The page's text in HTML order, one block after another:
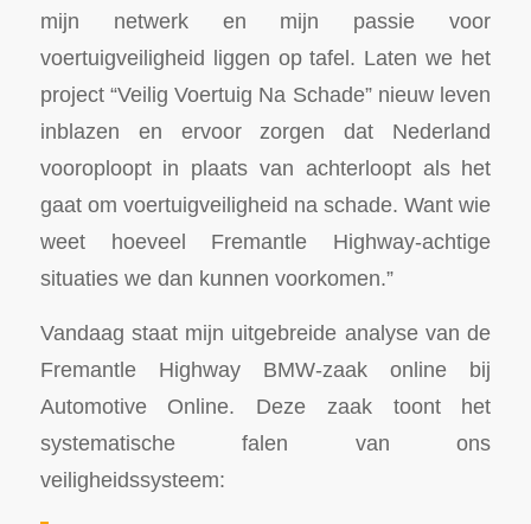
mijn netwerk en mijn passie voor
voertuigveiligheid liggen op tafel. Laten we het
project “Veilig Voertuig Na Schade” nieuw leven
inblazen en ervoor zorgen dat Nederland
vooroploopt in plaats van achterloopt als het
gaat om voertuigveiligheid na schade. Want wie
weet hoeveel Fremantle Highway-achtige
situaties we dan kunnen voorkomen.”
Vandaag staat mijn uitgebreide analyse van de
Fremantle Highway BMW-zaak online bij
Automotive Online. Deze zaak toont het
systematische falen van ons
veiligheidssysteem: